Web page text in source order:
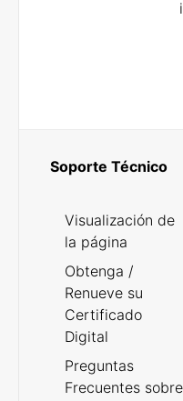
Soporte Técnico
Visualización de
la página
Obtenga /
Renueve su
Certificado
Digital
Preguntas
Frecuentes sobre